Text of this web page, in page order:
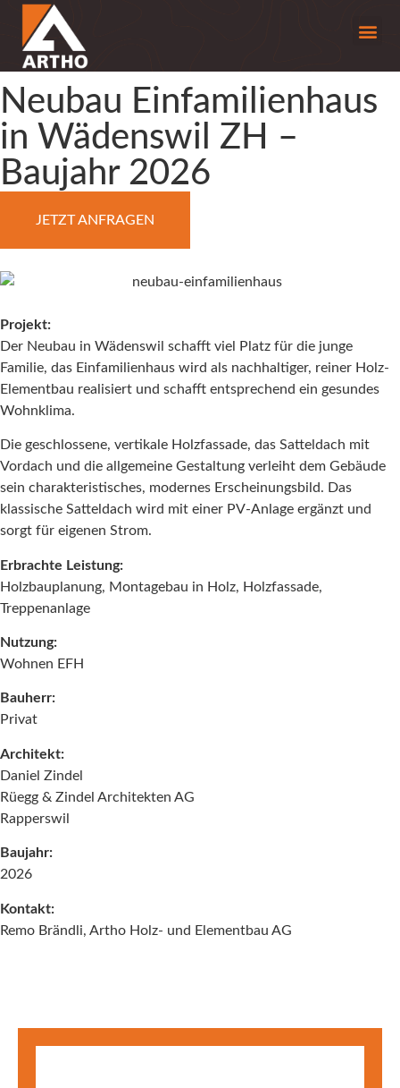
Neubau Einfamilienhaus
in Wädenswil ZH –
Baujahr 2026
JETZT ANFRAGEN
Projekt:
Der Neubau in Wädenswil schafft viel Platz für die junge
Familie, das Einfamilienhaus wird als nachhaltiger, reiner Holz-
Elementbau realisiert und schafft entsprechend ein gesundes
Wohnklima.
Die geschlossene, vertikale Holzfassade, das Satteldach mit
Vordach und die allgemeine Gestaltung verleiht dem Gebäude
sein charakteristisches, modernes Erscheinungsbild. Das
klassische Satteldach wird mit einer PV-Anlage ergänzt und
sorgt für eigenen Strom.
Erbrachte Leistung:
Holzbauplanung, Montagebau in Holz, Holzfassade,
Treppenanlage
Nutzung:
Wohnen EFH
Bauherr:
Privat
Architekt:
Daniel Zindel
Rüegg & Zindel Architekten AG
Rapperswil
Baujahr:
2026
Kontakt:
Remo Brändli, Artho Holz- und Elementbau AG